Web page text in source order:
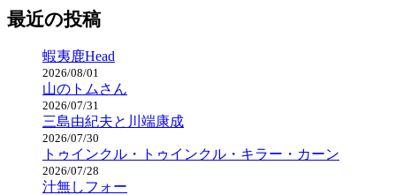
最近の投稿
蝦夷鹿Head
2026/08/01
山のトムさん
2026/07/31
三島由紀夫と川端康成
2026/07/30
トゥインクル・トゥインクル・キラー・カーン
2026/07/28
汁無しフォー